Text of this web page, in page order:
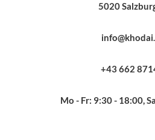
5020
+43 662
Mo - Fr: 9:30 - 18:00,